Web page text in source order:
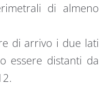
di almeno
di arrivo i due lati
essere distanti da